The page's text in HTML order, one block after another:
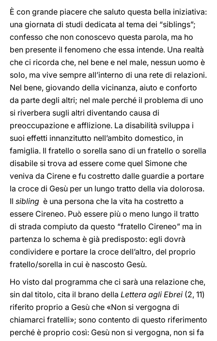
È con grande piacere che saluto questa bella iniziativa:
una giornata di studi dedicata al tema dei “siblings”;
confesso che non conoscevo questa parola, ma ho
ben presente il fenomeno che essa intende. Una realtà
che ci ricorda che, nel bene e nel male, nessun uomo è
solo, ma vive sempre all’interno di una rete di relazioni.
Nel bene, giovando della vicinanza, aiuto e conforto
da parte degli altri; nel male perché il problema di uno
si riverbera sugli altri diventando causa di
preoccupazione e afflizione. La disabilità sviluppa i
suoi effetti innanzitutto nell’ambito domestico, in
famiglia. Il fratello o sorella sano di un fratello o sorella
disabile si trova ad essere come quel Simone che
veniva da Cirene e fu costretto dalle guardie a portare
la croce di Gesù per un lungo tratto della via dolorosa.
Il sibling è una persona che la vita ha costretto a
essere Cireneo. Può essere più o meno lungo il tratto
di strada compiuto da questo “fratello Cireneo” ma in
partenza lo schema è già predisposto: egli dovrà
condividere e portare la croce dell’altro, del proprio
fratello/sorella in cui è nascosto Gesù.
Ho visto dal programma che ci sarà una relazione che,
sin dal titolo, cita il brano della Lettera agli Ebrei (2, 11)
riferito proprio a Gesù che «Non si vergogna di
chiamarci fratelli»; sono contento di questo riferimento
perché è proprio così: Gesù non si vergogna, non si fa